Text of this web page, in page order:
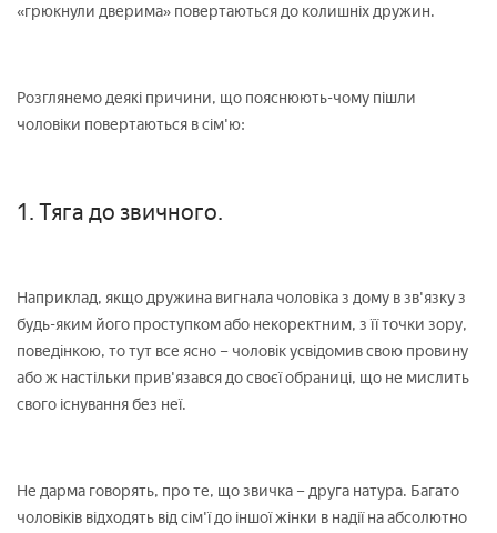
«грюкнули дверима» повертаються до колишніх дружин.
Розглянемо деякі причини, що пояснюють-чому пішли
чоловіки повертаються в сім'ю:
1. Тяга до звичного.
Наприклад, якщо дружина вигнала чоловіка з дому в зв'язку з
будь-яким його проступком або некоректним, з її точки зору,
поведінкою, то тут все ясно – чоловік усвідомив свою провину
або ж настільки прив'язався до своєї обраниці, що не мислить
свого існування без неї.
Не дарма говорять, про те, що звичка – друга натура. Багато
чоловіків відходять від сім'ї до іншої жінки в надії на абсолютно